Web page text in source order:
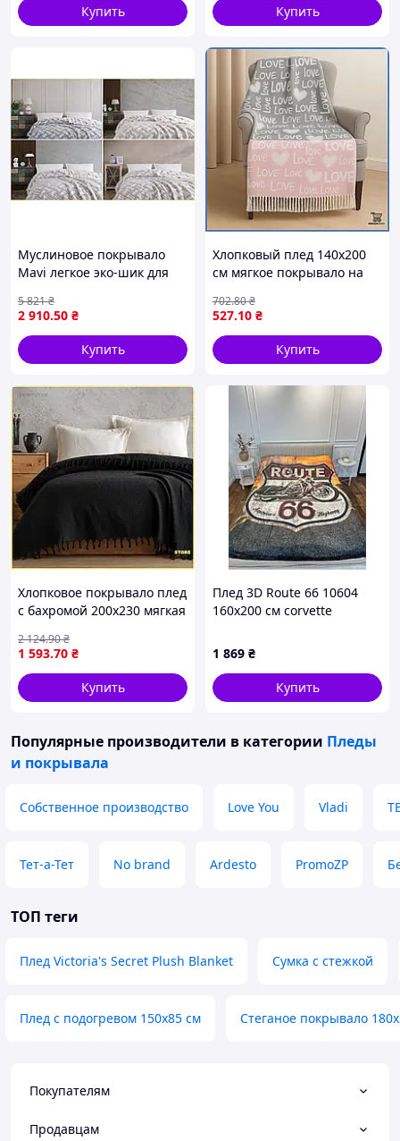
Купить
Купить
Муслиновое покрывало
Mavi легкое эко-шик для
стильное покрытие для
уюта и комфорта
2 910.50 ₴
5 821₴
Купить
Хлопковый плед 140х200
см мягкое покрывало на
накидка для дивана в
вашем доме шоп1
527.10 ₴
702.80₴
Купить
Хлопковое покрывало плед
с бахромой 200х230 мягкая
дивана в доме стор1
1 593.70 ₴
2 124.90₴
Купить
Плед 3D Route 66 10604
160х200 см corvette
1 869 ₴
Купить
Популярные производители в категории Пледы
и покрывала
Собственное производство Love You Vladi
Тет-а-Тет No brand Ardesto PromoZP
ТОП теги
Плед Victoria's Secret Plush Blanket Сумка с стежкой
Плед с подогревом 150x85 см Стеганое покрывало
Покупателям
Продавцам